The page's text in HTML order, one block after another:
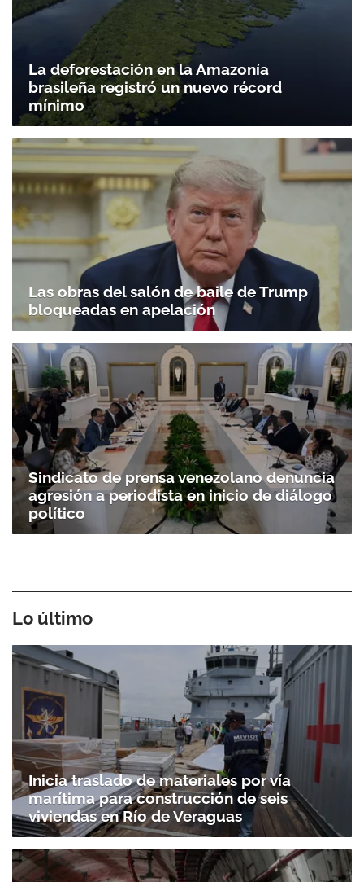
La deforestación en la Amazonía
brasileña registró un nuevo récord
mínimo
Las obras del salón de baile de Trump
bloqueadas en apelación
Sindicato de prensa venezolano denuncia
agresión a periodista en inicio de diálogo
político
Lo último
Inicia traslado de materiales por vía
marítima para construcción de seis
viviendas en Río de Veraguas